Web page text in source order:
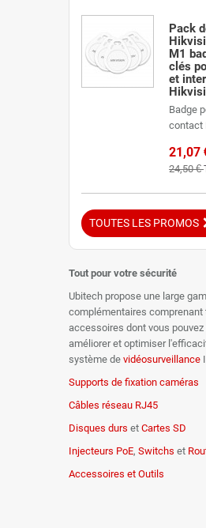
Pack
M1
clés
et
Badge
contact
21,07
24,50 €
TOUTES LES PROMOS
Tout pour votre sécurité
Ubitech propose une large
complémentaires comprenant
accessoires dont vous pouvez
améliorer et optimiser
système de vidéosurveillance
Supports de fixation caméras
Câbles réseau RJ45
Disques durs et Cartes SD
Injecteurs PoE, Switchs et
Accessoires et Outils